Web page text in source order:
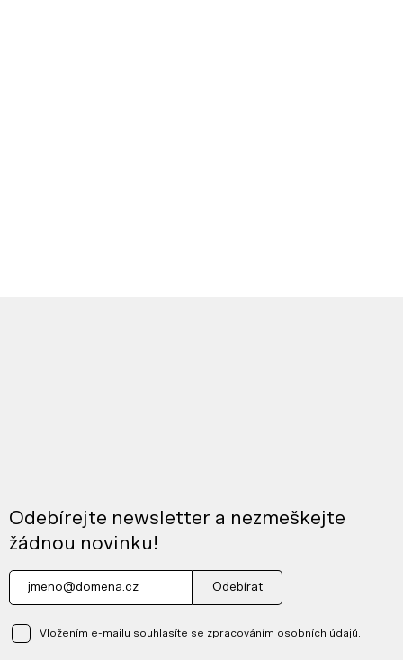
Odebírejte newsletter a nezmeškejte
žádnou novinku!
Odebírat
Vložením e-mailu souhlasíte se zpracováním osobních údajů.